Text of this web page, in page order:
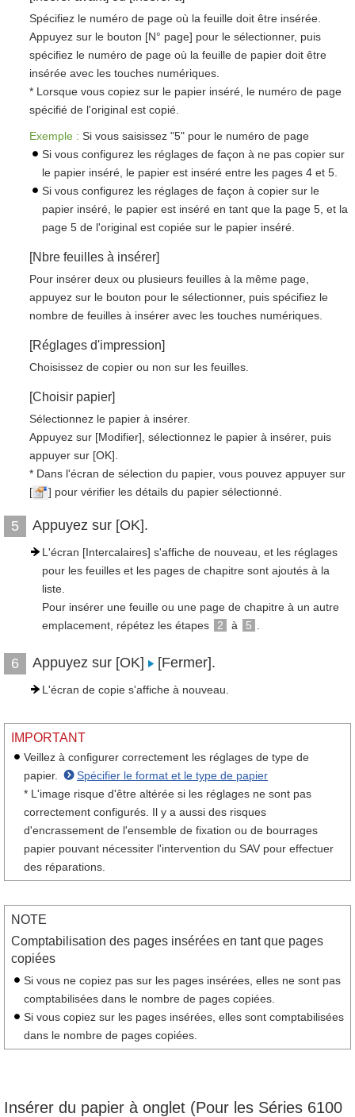
Spécifiez le numéro de page où la feuille doit être insérée.
Appuyez sur le bouton [N° page] pour le sélectionner, puis
spécifiez le numéro de page où la feuille de papier doit être
insérée avec les touches numériques.
* Lorsque vous copiez sur le papier inséré, le numéro de page
spécifié de l'original est copié.
Exemple : Si vous saisissez "5" pour le numéro de page
Si vous configurez les réglages de façon à ne pas copier sur
le papier inséré, le papier est inséré entre les pages 4 et 5.
Si vous configurez les réglages de façon à copier sur le
papier inséré, le papier est inséré en tant que la page 5, et la
page 5 de l'original est copiée sur le papier inséré.
[Nbre feuilles à insérer]
Pour insérer deux ou plusieurs feuilles à la même page,
appuyez sur le bouton pour le sélectionner, puis spécifiez le
nombre de feuilles à insérer avec les touches numériques.
[Réglages d'impression]
Choisissez de copier ou non sur les feuilles.
[Choisir papier]
Sélectionnez le papier à insérer.
Appuyez sur [Modifier], sélectionnez le papier à insérer, puis
appuyer sur [OK].
* Dans l'écran de sélection du papier, vous pouvez appuyer sur
[
] pour vérifier les détails du papier sélectionné.
5 Appuyez sur [OK].
L'écran [Intercalaires] s'affiche de nouveau, et les réglages
pour les feuilles et les pages de chapitre sont ajoutés à la
liste.
Pour insérer une feuille ou une page de chapitre à un autre
emplacement, répétez les étapes
2 à 5
6 Appuyez sur [OK] [Fermer].
L'écran de copie s'affiche à nouveau.
IMPORTANT
Veillez à configurer correctement les réglages de type de
papier.
Spécifier le format et le type de papier
* L'image risque d'être altérée si les réglages ne sont pas
correctement configurés. Il y a aussi des risques
d'encrassement de l'ensemble de fixation ou de bourrages
papier pouvant nécessiter l'intervention du SAV pour effectuer
des réparations.
NOTE
Comptabilisation des pages insérées en tant que pages
copiées
Si vous ne copiez pas sur les pages insérées, elles ne sont pas
comptabilisées dans le nombre de pages copiées.
Si vous copiez sur les pages insérées, elles sont comptabilisées
dans le nombre de pages copiées.
Insérer du papier à onglet (Pour les Séries 6100